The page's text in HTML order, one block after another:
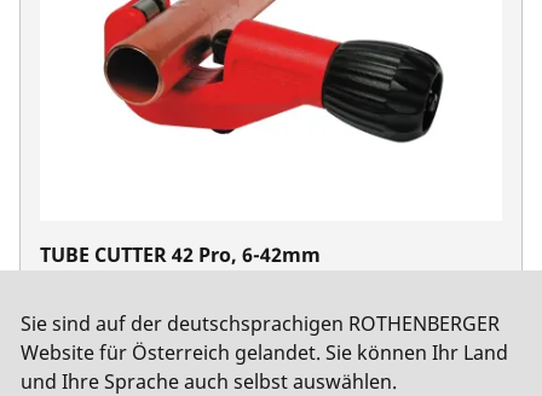
TUBE CUTTER 42 Pro, 6-42mm
Sie sind auf der deutschsprachigen ROTHENBERGER
Website für Österreich gelandet. Sie können Ihr Land
und Ihre Sprache auch selbst auswählen.